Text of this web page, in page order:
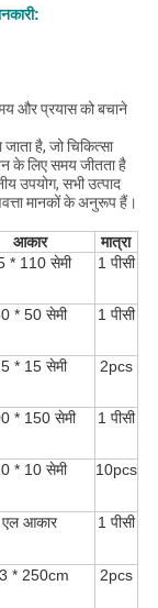
और प्रयास को बचाने
है, जो चिकित्सा
के लिए समय जीतता है
उपयोग, सभी उत्पाद
मानकों के अनुरूप हैं।
आकार
मात्रा
* 110 सेमी 1 पीसी
* 50 सेमी 1 पीसी
* 15 सेमी 2pcs
* 150 सेमी 1 पीसी
* 10 सेमी 10pcs
एल आकार 1 पीसी
* 250cm 2pcs